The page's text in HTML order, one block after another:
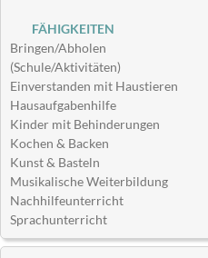
FÄHIGKEITEN
Bringen/Abholen
(Schule/Aktivitäten)
Einverstanden mit Haustieren
Hausaufgabenhilfe
Kinder mit Behinderungen
Kochen & Backen
Kunst & Basteln
Musikalische Weiterbildung
Nachhilfeunterricht
Sprachunterricht